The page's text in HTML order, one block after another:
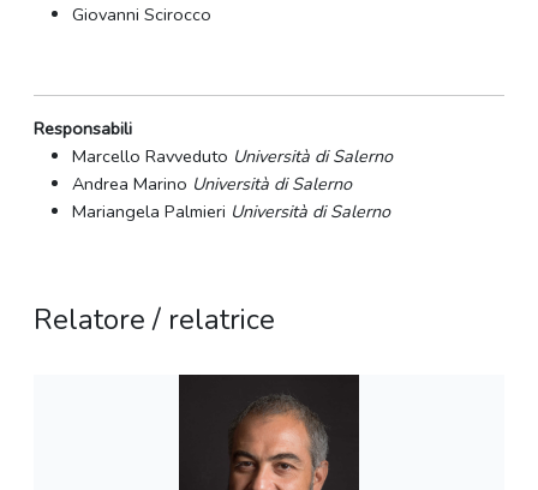
Giovanni Scirocco
Responsabili
Marcello Ravveduto Università di Salerno
Andrea Marino Università di Salerno
Mariangela Palmieri Università di Salerno
Relatore / relatrice